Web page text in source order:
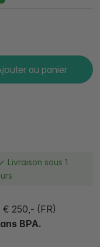
au panier
Livraison sous 1
€ 250,- (FR)
BPA.